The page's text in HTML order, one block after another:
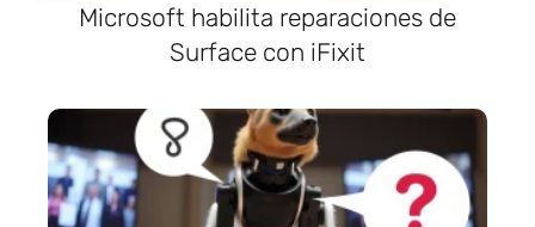
Microsoft habilita reparaciones de
Surface con iFixit